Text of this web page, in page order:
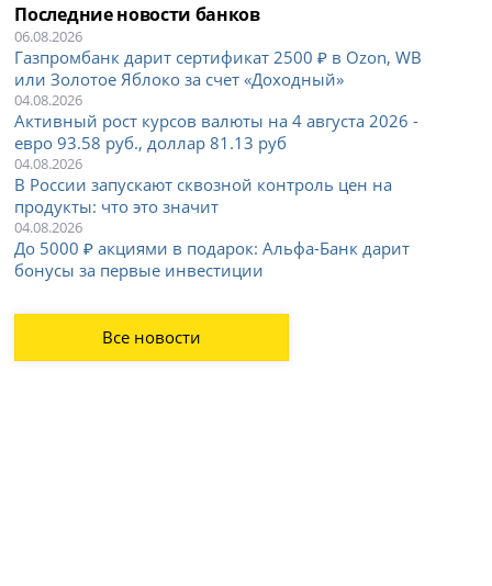
Последние новости банков
06.08.2026
Газпромбанк дарит сертификат 2500 ₽ в Ozon, WB
или Золотое Яблоко за счет «Доходный»
04.08.2026
Активный рост курсов валюты на 4 августа 2026 -
евро 93.58 руб., доллар 81.13 руб
04.08.2026
В России запускают сквозной контроль цен на
продукты: что это значит
04.08.2026
До 5000 ₽ акциями в подарок: Альфа-Банк дарит
бонусы за первые инвестиции
Все новости